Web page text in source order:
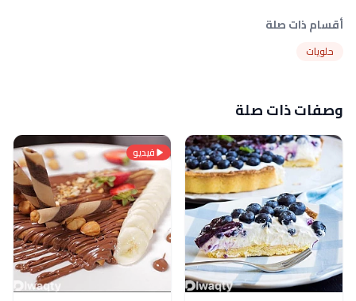
أقسام ذات صلة
حلويات
وصفات ذات صلة
فيديو